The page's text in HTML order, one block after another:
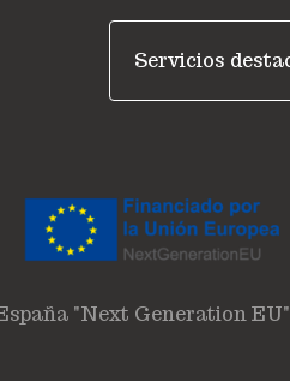
"Next Generation EU"